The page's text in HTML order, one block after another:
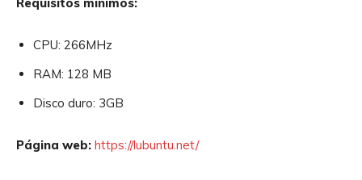
Requisitos mínimos:
CPU: 266MHz
RAM: 128 MB
Disco duro: 3GB
Página web: https://lubuntu.net/